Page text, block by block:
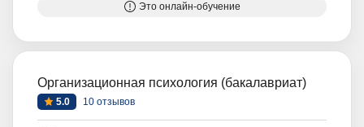
Это онлайн-обучение
Организационная психология (бакалавриат)
5.0 10 отзывов